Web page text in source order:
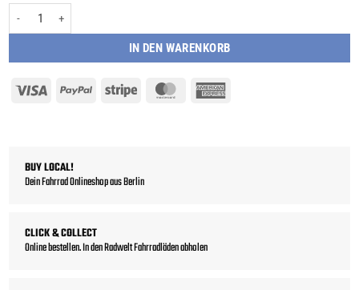
IN DEN WARENKORB
Visa PayPal Stripe MasterCard
BUY LOCAL!
Dein Fahrrad Onlineshop aus Berlin
CLICK & COLLECT
Online bestellen. In den Radwelt Fahrradläden abholen